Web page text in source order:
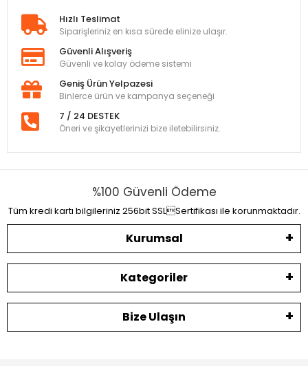
Hızlı Teslimat
Siparişleriniz en kısa sürede elinize ulaşır.
Güvenli Alışveriş
Güvenli ve kolay ödeme sistemi
Geniş Ürün Yelpazesi
Binlerce ürün ve kampanya seçeneği
7 / 24 DESTEK
Öneri ve şikayetlerinizi bize iletebilirsiniz.
%100 Güvenli Ödeme
Tüm kredi kartı bilgileriniz 256bit SSLSertifikası ile korunmaktadır.
Kurumsal
Kategoriler
Bize Ulaşın